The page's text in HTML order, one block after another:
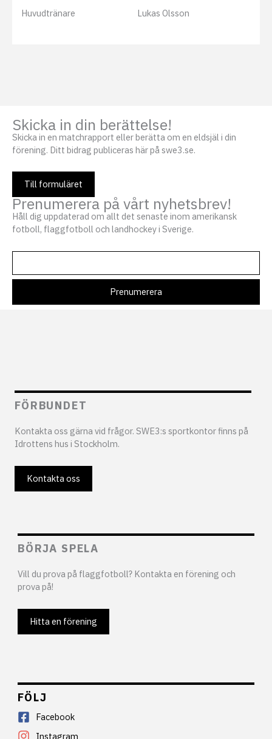
Huvudtränare Lukas Olsson
Skicka in din berättelse!
Skicka in en matchrapport eller berätta om en eldsjäl i din
förening. Ditt bidrag publiceras här på swe3.se.
Till formuläret
Prenumerera på vårt nyhetsbrev!
Håll dig uppdaterad om allt det senaste inom amerikansk
fotboll, flaggfotboll och landhockey i Sverige.
FÖRBUNDET
Kontakta oss gärna vid frågor. SWE3:s sportkontor finns på
Idrottens hus i Stockholm.
Kontakta oss
BÖRJA SPELA
Vill du prova på flaggfotboll? Kontakta en förening och
prova på!
Hitta en förening
FÖLJ
Facebook
Instagram